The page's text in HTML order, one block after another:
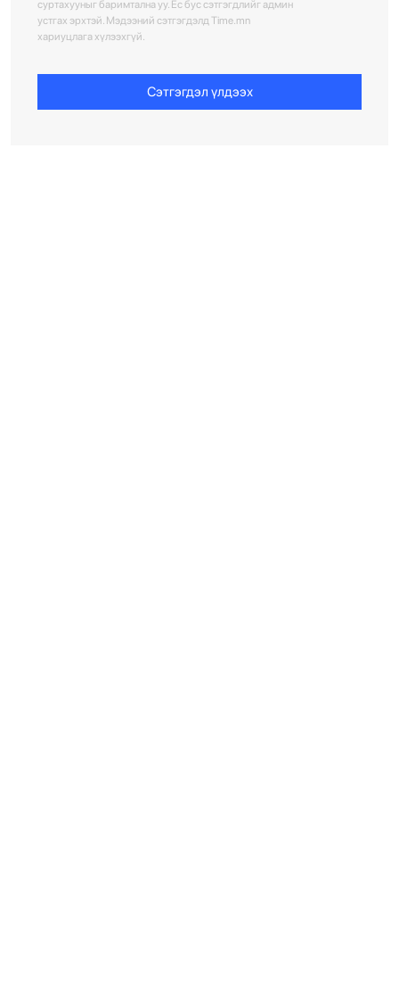
суртахууныг баримтална уу. Ёс бус сэтгэгдлийг админ
устгах эрхтэй. Мэдээний сэтгэгдэлд Time.mn
хариуцлага хүлээхгүй.
Сэтгэгдэл үлдээх